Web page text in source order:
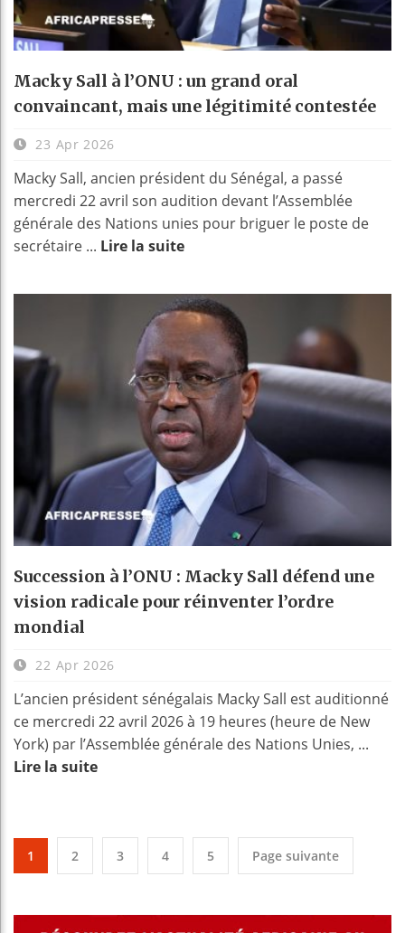
Macky Sall à l’ONU : un grand oral
convaincant, mais une légitimité contestée
23 Apr 2026
Macky Sall, ancien président du Sénégal, a passé
mercredi 22 avril son audition devant l’Assemblée
générale des Nations unies pour briguer le poste de
secrétaire ... Lire la suite
Succession à l’ONU : Macky Sall défend une
vision radicale pour réinventer l’ordre
mondial
22 Apr 2026
L’ancien président sénégalais Macky Sall est auditionné
ce mercredi 22 avril 2026 à 19 heures (heure de New
York) par l’Assemblée générale des Nations Unies, ...
Lire la suite
1 2 3 4 5 Page suivante